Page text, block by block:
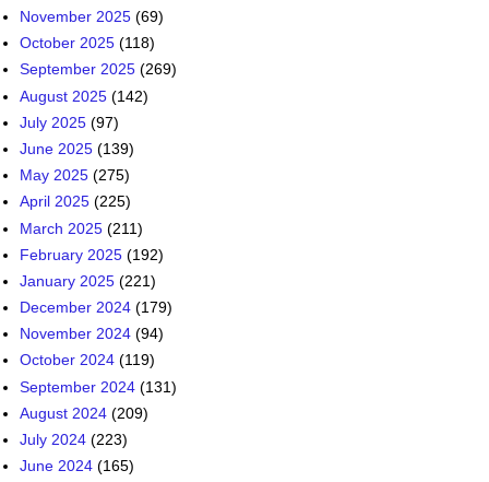
November 2025 (69)
October 2025 (118)
September 2025 (269)
August 2025 (142)
July 2025 (97)
June 2025 (139)
May 2025 (275)
April 2025 (225)
March 2025 (211)
February 2025 (192)
January 2025 (221)
December 2024 (179)
November 2024 (94)
October 2024 (119)
September 2024 (131)
August 2024 (209)
July 2024 (223)
June 2024 (165)